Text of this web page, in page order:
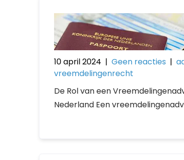
10 april 2024 | Geen reacties |
vreemdelingenrecht
De Rol van een
Nederland Een